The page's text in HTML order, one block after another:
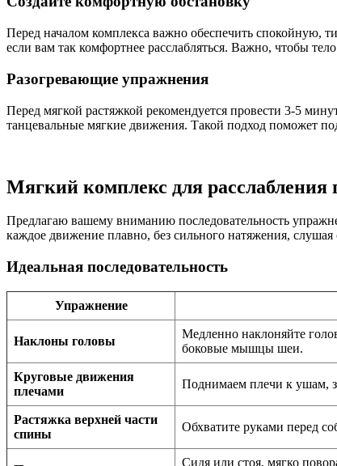
Перед началом комплекса важно обеспечить спокойную,
если вам так комфортнее расслабляться. Важно, чтобы
Разогревающие упражнения
Перед мягкой растяжкой рекомендуется провести 3-5
танцевальные мягкие движения. Такой подход поможет
Мягкий комплекс для расслабления
Предлагаю вашему вниманию последовательность
каждое движение плавно, без сильного натяжения, слушая
Идеальная последовательность
Упражнение
Наклоны головы
Медленно наклоняйте
боковые мышцы шеи.
Круговые движения
плечами
Поднимаем плечи к ушам,
Растяжка верхней части
спины
Обхватите руками перед
Сидя или стоя, мягко